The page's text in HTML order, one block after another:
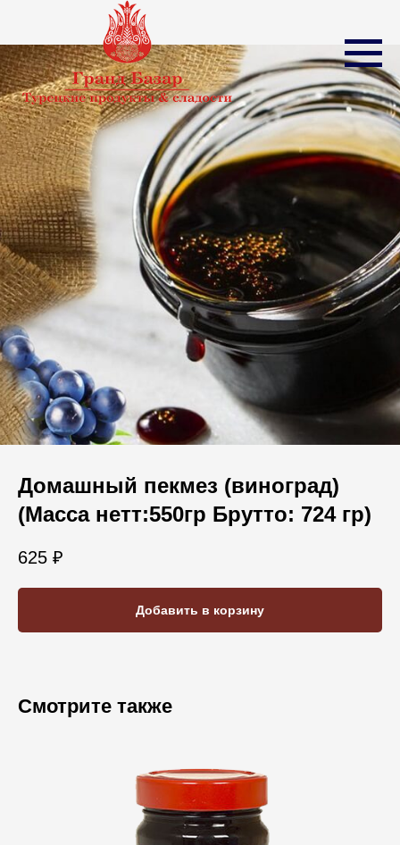
Домашный пекмез (виноград)
(Mасса нетт:550гр Брутто: 724 гр)
625 ₽
Добавить в корзину
Смотрите также